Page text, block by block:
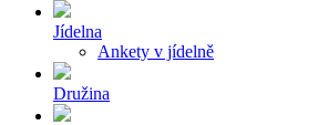
Jídelna
Ankety v jídelně
Družina